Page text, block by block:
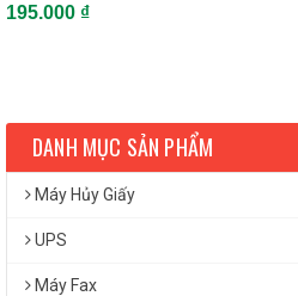
195.000 ₫
DANH MỤC SẢN PHẨM
Máy Hủy Giấy
UPS
Máy Fax